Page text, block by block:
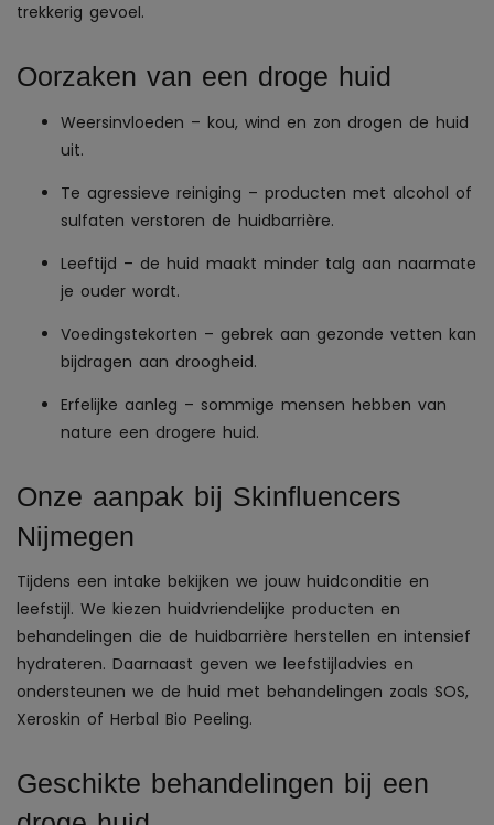
trekkerig gevoel.
Oorzaken van een droge huid
Weersinvloeden – kou, wind en zon drogen de huid
uit.
Te agressieve reiniging – producten met alcohol of
sulfaten verstoren de huidbarrière.
Leeftijd – de huid maakt minder talg aan naarmate
je ouder wordt.
Voedingstekorten – gebrek aan gezonde vetten kan
bijdragen aan droogheid.
Erfelijke aanleg – sommige mensen hebben van
nature een drogere huid.
Onze aanpak bij Skinfluencers
Nijmegen
Tijdens een intake bekijken we jouw huidconditie en
leefstijl. We kiezen huidvriendelijke producten en
behandelingen die de huidbarrière herstellen en intensief
hydrateren. Daarnaast geven we leefstijladvies en
ondersteunen we de huid met behandelingen zoals SOS,
Xeroskin of Herbal Bio Peeling.
Geschikte behandelingen bij een